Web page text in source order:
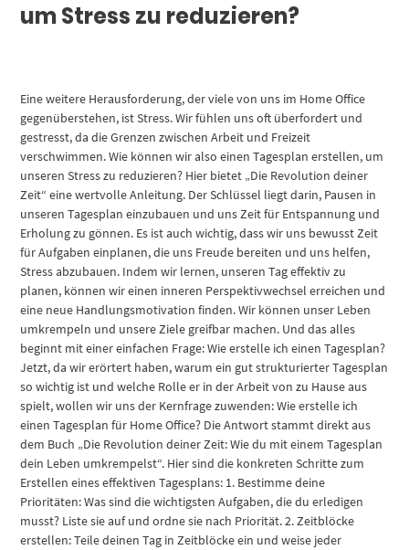
um Stress zu reduzieren?
Eine weitere Herausforderung, der viele von uns im Home Office
gegenüberstehen, ist Stress. Wir fühlen uns oft überfordert und
gestresst, da die Grenzen zwischen Arbeit und Freizeit
verschwimmen. Wie können wir also einen Tagesplan erstellen, um
unseren Stress zu reduzieren? Hier bietet „Die Revolution deiner
Zeit“ eine wertvolle Anleitung. Der Schlüssel liegt darin, Pausen in
unseren Tagesplan einzubauen und uns Zeit für Entspannung und
Erholung zu gönnen. Es ist auch wichtig, dass wir uns bewusst Zeit
für Aufgaben einplanen, die uns Freude bereiten und uns helfen,
Stress abzubauen. Indem wir lernen, unseren Tag effektiv zu
planen, können wir einen inneren Perspektivwechsel erreichen und
eine neue Handlungsmotivation finden. Wir können unser Leben
umkrempeln und unsere Ziele greifbar machen. Und das alles
beginnt mit einer einfachen Frage: Wie erstelle ich einen Tagesplan?
Jetzt, da wir erörtert haben, warum ein gut strukturierter Tagesplan
so wichtig ist und welche Rolle er in der Arbeit von zu Hause aus
spielt, wollen wir uns der Kernfrage zuwenden: Wie erstelle ich
einen Tagesplan für Home Office? Die Antwort stammt direkt aus
dem Buch „Die Revolution deiner Zeit: Wie du mit einem Tagesplan
dein Leben umkrempelst“. Hier sind die konkreten Schritte zum
Erstellen eines effektiven Tagesplans: 1. Bestimme deine
Prioritäten: Was sind die wichtigsten Aufgaben, die du erledigen
musst? Liste sie auf und ordne sie nach Priorität. 2. Zeitblöcke
erstellen: Teile deinen Tag in Zeitblöcke ein und weise jeder